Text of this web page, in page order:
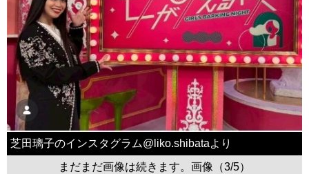
芝田璃子のインスタグラム@liko.shibataより
まだまだ画像は続きます。画像（3/5）